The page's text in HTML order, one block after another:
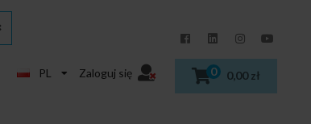
PL Zaloguj się 0 0,00 zł